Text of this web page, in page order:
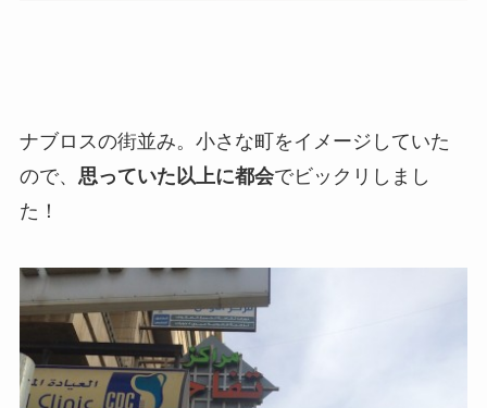
ナブロスの街並み。小さな町をイメージしていた
ので、 思っていた以上に都会でビックリしまし
た！